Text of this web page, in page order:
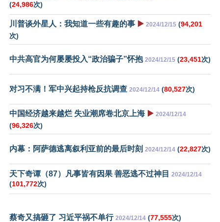
(24,986次)
川普谈外星人：我知道一些有趣的事 ▶️ 2024/12/15 (94,201
次)
中共高官为何屡屡投入“政治骗子”怀抱 2024/12/15 (23,451次)
对习不满！军中兴起持枪反抗调查 2024/12/14 (80,527次)
中国经济越来越烂 失业潮席卷北京上海 ▶️ 2024/12/14
(96,326次)
内幕：阿萨德逃离叙利亚前的最后时刻 2024/12/14 (22,827次)
天下奇谭（87）凡事皆有因果 善恶逃不过神目 2024/12/14
(101,772次)
蔡奇又搞砸了 习近平祸不单行 2024/12/14 (77,555次)